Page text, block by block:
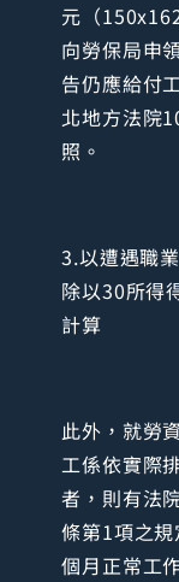
元（
向勞保局申
告仍應給付
北地方法院
照。
3.以遭遇職
除以30所得
計算
此外，就勞
工係依實際
者，則有法
條第1項之
個月正常工